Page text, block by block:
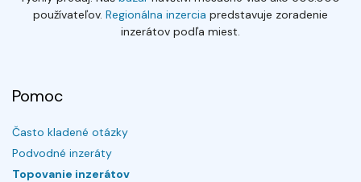
používateľov. Regionálna inzercia predstavuje zoradenie
inzerátov podľa miest.
Pomoc
Často kladené otázky
Podvodné inzeráty
Topovanie inzerátov